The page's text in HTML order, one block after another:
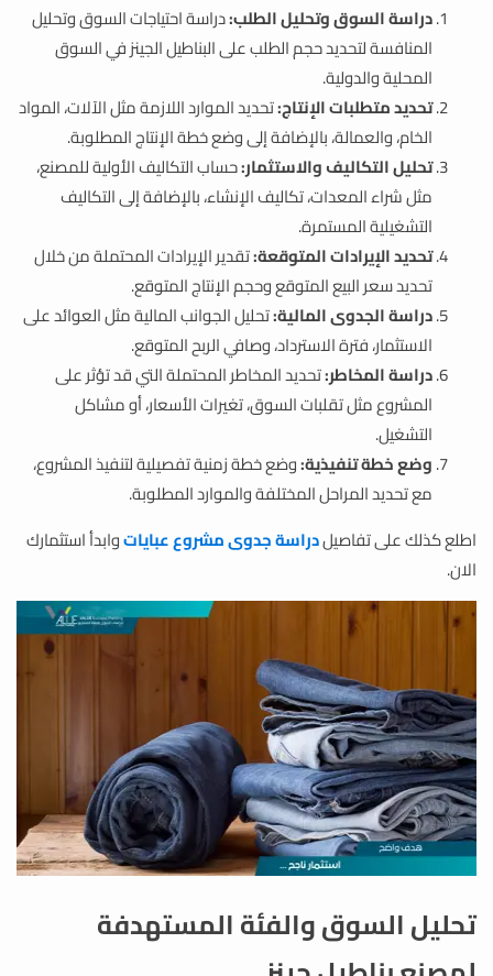
دراسة السوق وتحليل الطلب:دراسة احتياجات السوق وتحليل
المنافسة لتحديد حجم الطلب على البناطيل الجينز في السوق
المحلية والدولية.
تحديد متطلبات الإنتاج:تحديد الموارد اللازمة مثل الآلات، المواد
الخام، والعمالة، بالإضافة إلى وضع خطة الإنتاج المطلوبة.
تحليل التكاليف والاستثمار:حساب التكاليف الأولية للمصنع،
مثل شراء المعدات، تكاليف الإنشاء، بالإضافة إلى التكاليف
التشغيلية المستمرة.
تحديد الإيرادات المتوقعة:تقدير الإيرادات المحتملة من خلال
تحديد سعر البيع المتوقع وحجم الإنتاج المتوقع.
دراسة الجدوى المالية:تحليل الجوانب المالية مثل العوائد على
الاستثمار، فترة الاسترداد، وصافي الربح المتوقع.
دراسة المخاطر:تحديد المخاطر المحتملة التي قد تؤثر على
المشروع مثل تقلبات السوق، تغيرات الأسعار، أو مشاكل
التشغيل.
وضع خطة تنفيذية:وضع خطة زمنية تفصيلية لتنفيذ المشروع،
مع تحديد المراحل المختلفة والموارد المطلوبة.
اطلع كذلك على تفاصيلدراسة جدوى مشروع عباياتوابدأ استثمارك
الان.
تحليل السوق والفئة المستهدفة